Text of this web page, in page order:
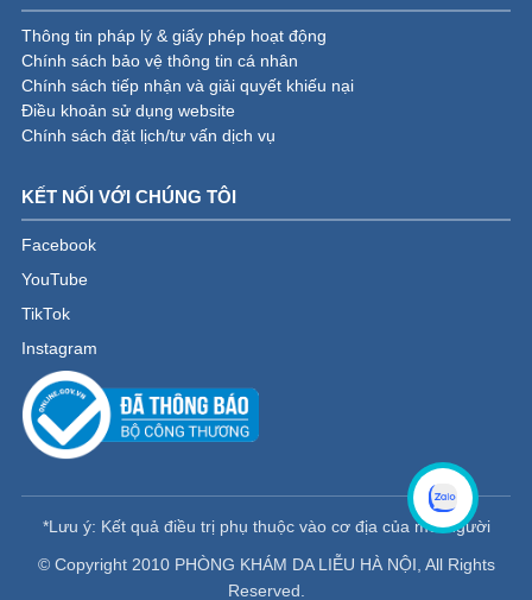
Thông tin pháp lý & giấy phép hoạt động
Chính sách bảo vệ thông tin cá nhân
Chính sách tiếp nhận và giải quyết khiếu nại
Điều khoản sử dụng website
Chính sách đặt lịch/tư vấn dịch vụ
KẾT NỐI VỚI CHÚNG TÔI
Facebook
YouTube
TikTok
Instagram
*Lưu ý: Kết quả điều trị phụ thuộc vào cơ địa của mỗi người
© Copyright 2010 PHÒNG KHÁM DA LIỄU HÀ NỘI, All Rights
Reserved.